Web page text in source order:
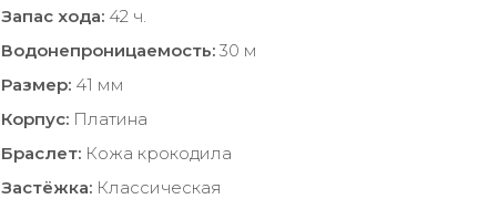
Запас хода: 42 ч.
Водонепроницаемость: 30 м
Размер: 41 мм
Корпус: Платина
Браслет: Кожа крокодила
Застёжка: Классическая